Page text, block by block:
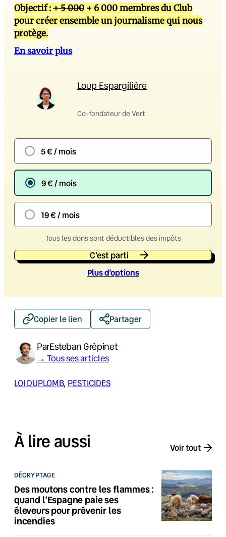
Objectif :+ 5 000 + 6 000 membres du Club
pour créer ensemble un journalisme qui nous
protège.
En savoir plus
Loup Espargilière
Co-fondateur de Vert
5 € / mois
9 € / mois
19 € / mois
Tous les dons sont déductibles des impôts
C'est parti
Plus d’options
Copier le lien Partager
ParEsteban Grépinet
→ Tous ses articles
LOI DUPLOMB, PESTICIDES
À lire aussi Voir tout
DÉCRYPTAGE
Des moutons contre les flammes :
quand l’Espagne paie ses
éleveurs pour prévenir les
incendies